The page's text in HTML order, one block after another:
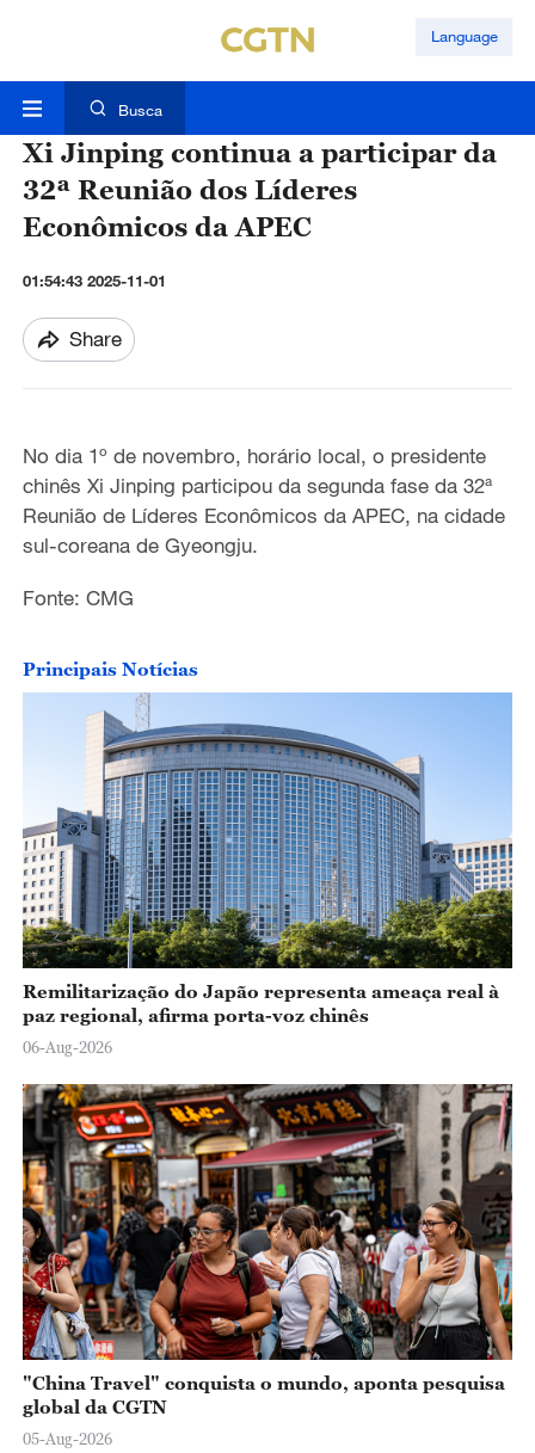
Language
Busca
Xi Jinping continua a participar da
32ª Reunião dos Líderes
Econômicos da APEC
01:54:43 2025-11-01
Share
No dia 1º de novembro, horário local, o presidente
chinês Xi Jinping participou da segunda fase da 32ª
Reunião de Líderes Econômicos da APEC, na cidade
sul-coreana de Gyeongju.
Fonte: CMG
Principais Notícias
Remilitarização do Japão representa ameaça real à
paz regional, afirma porta-voz chinês
06-Aug-2026
"China Travel" conquista o mundo, aponta pesquisa
global da CGTN
05-Aug-2026